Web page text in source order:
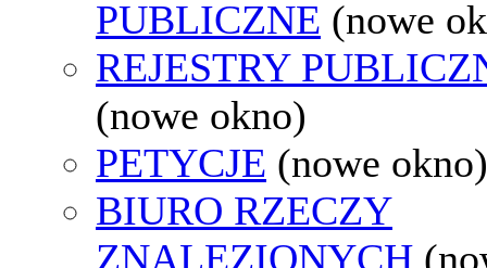
PUBLICZNE (nowe
REJESTRY
(nowe okno)
PETYCJE (nowe okno)
BIURO RZECZY
ZNALEZIONYCH